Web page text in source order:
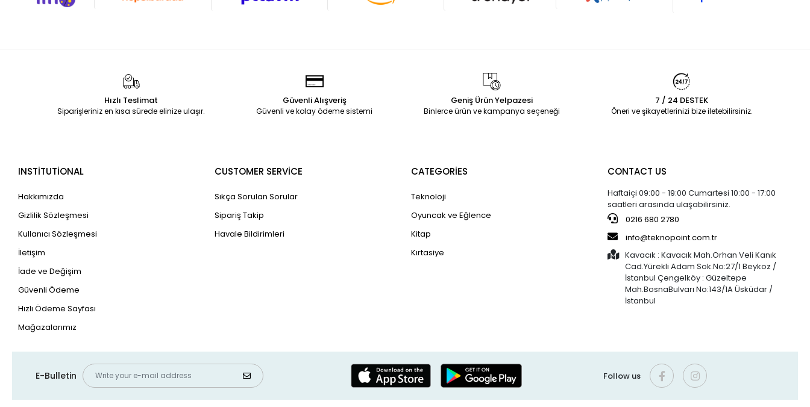
Hızlı Teslimat
Siparişleriniz en kısa sürede elinize ulaşır.
Güvenli Alışveriş
Güvenli ve kolay ödeme sistemi
Geniş Ürün Yelpazesi
Binlerce ürün ve kampanya seçeneği
7 / 24 DESTEK
Öneri ve şikayetlerinizi bize iletebilirsiniz.
INSTİTUTİONAL
Hakkımızda
Gizlilik Sözleşmesi
Kullanıcı Sözleşmesi
İletişim
İade ve Değişim
Güvenli Ödeme
Hızlı Ödeme Sayfası
Mağazalarımız
CUSTOMER SERVİCE
Sıkça Sorulan Sorular
Sipariş Takip
Havale Bildirimleri
CATEGORİES
Teknoloji
Oyuncak ve Eğlence
Kitap
Kırtasiye
CONTACT US
Haftaiçi 09:00 - 19:00 Cumartesi 10:00 - 17:00
saatleri arasında ulaşabilirsiniz.
0216 680 2780
info@teknopoint.com.tr
Kavacık : Kavacık Mah.Orhan Veli Kanık
Cad.Yürekli Adam Sok.No:27/1 Beykoz /
İstanbul Çengelköy : Güzeltepe
Mah.BosnaBulvarı No:143/1A Üsküdar /
İstanbul
E-Bulletin Follow us